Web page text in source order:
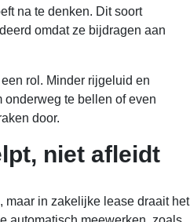
na te denken. Dit soort
omdat ze bijdragen aan
rol. Minder rijgeluid en
te bellen of even
door.
niet afleidt
maar in zakelijke lease draait het